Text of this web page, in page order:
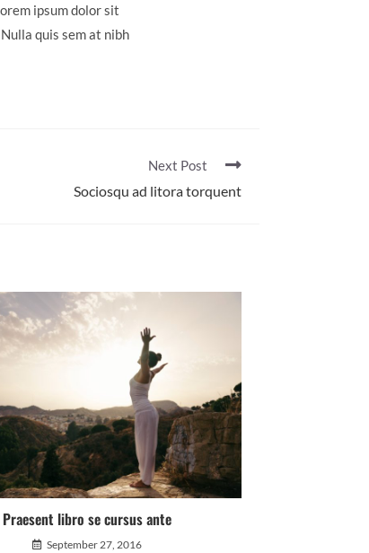
ipsum dolor sit
quis sem at nibh
Next Post
Sociosqu ad litora torquent
Praesent libro se cursus ante
September 27, 2016